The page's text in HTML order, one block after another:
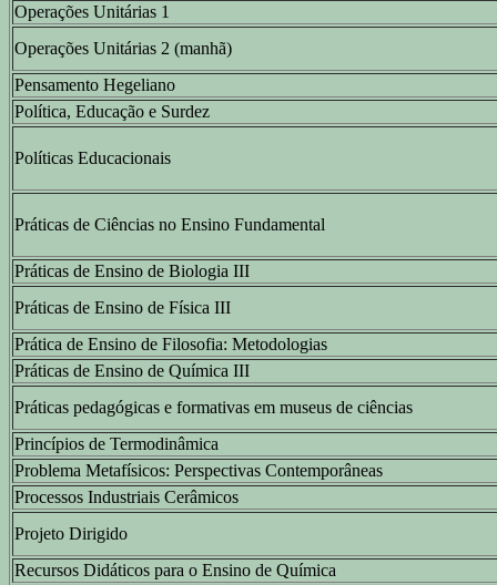
Operações Unitárias 1
Operações Unitárias 2 (manhã)
Pensamento Hegeliano
Política, Educação e Surdez
Políticas Educacionais
Práticas de Ciências no Ensino Fundamental
Práticas de Ensino de Biologia III
Práticas de Ensino de Física III
Prática de Ensino de Filosofia: Metodologias
Práticas de Ensino de Química III
Práticas pedagógicas e formativas em museus de ciências
Princípios de Termodinâmica
Problema Metafísicos: Perspectivas Contemporâneas
Processos Industriais Cerâmicos
Projeto Dirigido
Recursos Didáticos para o Ensino de Química